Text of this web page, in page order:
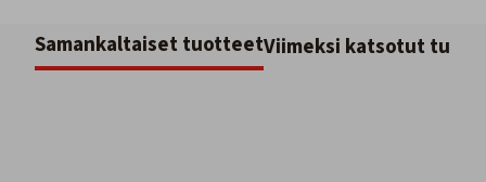
Samankaltaiset tuotteetViimeksi katsotut